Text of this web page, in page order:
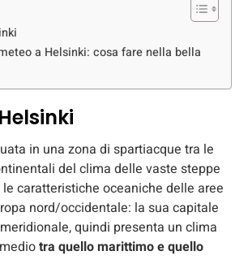
a Helsinki: cosa fare nella bella
in una zona di spartiacque tra le
del clima delle vaste steppe
caratteristiche oceaniche delle aree
nord/occidentale: la sua capitale
quindi presenta un clima
tra quello marittimo e quello